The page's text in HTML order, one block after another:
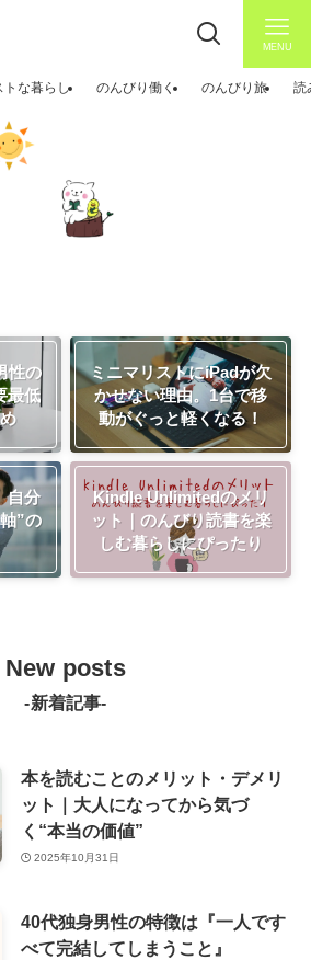
MENU
トな暮らし のんびり働く のんびり旅 読
性の
最低
ミニマリストにiPadが欠
かせない理由。1台で移
動がぐっと軽くなる！
自分
”の
Kindle Unlimitedのメリ
ット｜のんびり読書を楽
しむ暮らしにぴったり
New posts
-新着記事-
本を読むことのメリット・デメリ
ット｜大人になってから気づ
く“本当の価値”
2025年10月31日
40代独身男性の特徴は『一人です
べて完結してしまうこと』